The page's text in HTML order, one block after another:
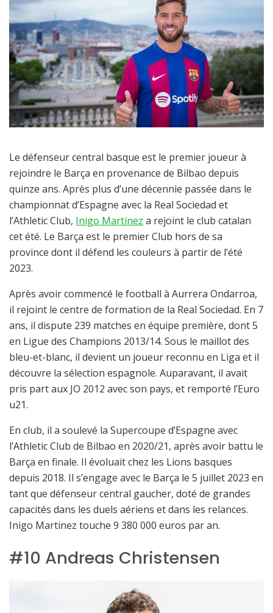
Le défenseur central basque est le premier joueur à
rejoindre le Barça en provenance de Bilbao depuis
quinze ans. Après plus d’une décennie passée dans le
championnat d’Espagne avec la Real Sociedad et
l’Athletic Club, Inigo Martínez a rejoint le club catalan
cet été. Le Barça est le premier Club hors de sa
province dont il défend les couleurs à partir de l’été
2023.
Après avoir commencé le football à Aurrera Ondarroa,
il rejoint le centre de formation de la Real Sociedad. En 7
ans, il dispute 239 matches en équipe première, dont 5
en Ligue des Champions 2013/14. Sous le maillot des
bleu-et-blanc, il devient un joueur reconnu en Liga et il
découvre la sélection espagnole. Auparavant, il avait
pris part aux JO 2012 avec son pays, et remporté l’Euro
u21.
En club, il a soulevé la Supercoupe d’Espagne avec
l’Athletic Club de Bilbao en 2020/21, après avoir battu le
Barça en finale. Il évoluait chez les Lions basques
depuis 2018. Il s’engage avec le Barça le 5 juillet 2023 en
tant que défenseur central gaucher, doté de grandes
capacités dans les duels aériens et dans les relances.
Inigo Martinez touche 9 380 000 euros par an.
#10 Andreas Christensen